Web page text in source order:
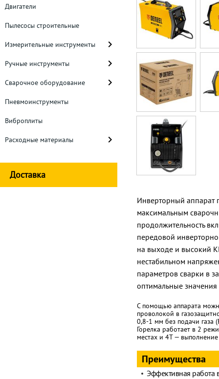
Двигатели
Пылесосы строительные
Измерительные инструменты
Ручные инструменты
Сварочное оборудование
Пневмоинструменты
Виброплиты
Расходные материалы
Доставка
Инверторный аппарат
максимальным
продолжительность
передовой
на выходе и высокий
нестабильном
параметров сварки в
оптимальные
С помощью аппарата
проволокой в
0,8-1 мм без подачи газа
Горелка работает в 2
местах и 4T —
Преимущества
Эффективная работа